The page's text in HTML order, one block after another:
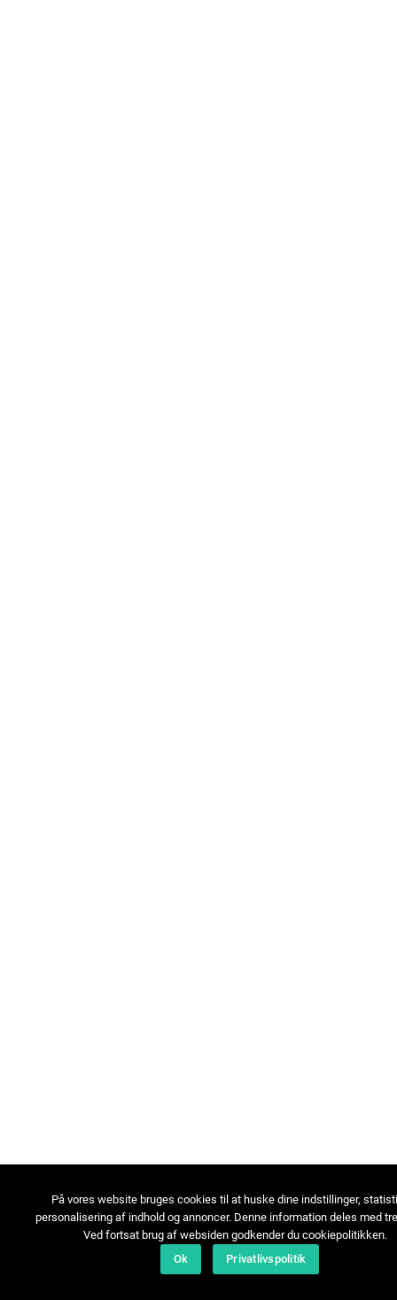
På vores website bruges cookies til at huske dine indstillinger,
personalisering af indhold og annoncer. Denne information deles med
Ved fortsat brug af websiden godkender du cookiepolitikken.
Ok
Privatlivspolitik